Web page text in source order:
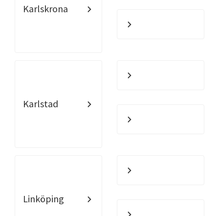
Karlskrona
Karlstad
Linköping